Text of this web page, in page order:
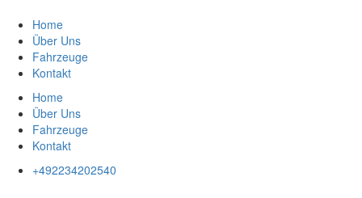
Inhalt
springen
Home
Über Uns
Fahrzeuge
Kontakt
Home
Über Uns
Fahrzeuge
Kontakt
+492234202540